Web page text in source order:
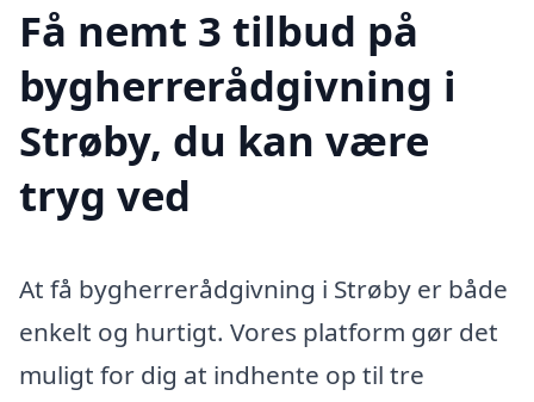
Få nemt 3 tilbud på
bygherrerådgivning i
Strøby, du kan være
tryg ved
At få bygherrerådgivning i Strøby er både
enkelt og hurtigt. Vores platform gør det
muligt for dig at indhente op til tre